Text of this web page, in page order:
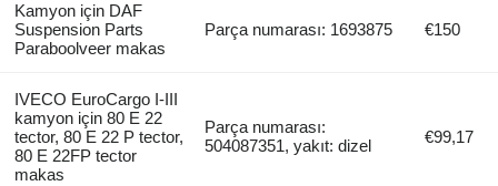
Kamyon için DAF
Suspension Parts
Paraboolveer makas
Parça numarası: 1693875 €150
IVECO EuroCargo I-III
kamyon için 80 E 22
tector, 80 E 22 P tector,
80 E 22FP tector
makas
Parça numarası:
504087351, yakıt: dizel
€99,17